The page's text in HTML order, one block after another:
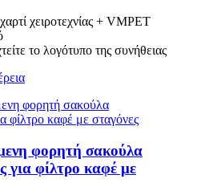
χειροτεχνίας + VMPET
το λογότυπο της συνήθειας
φορητή σακούλα
για φίλτρο καφέ με